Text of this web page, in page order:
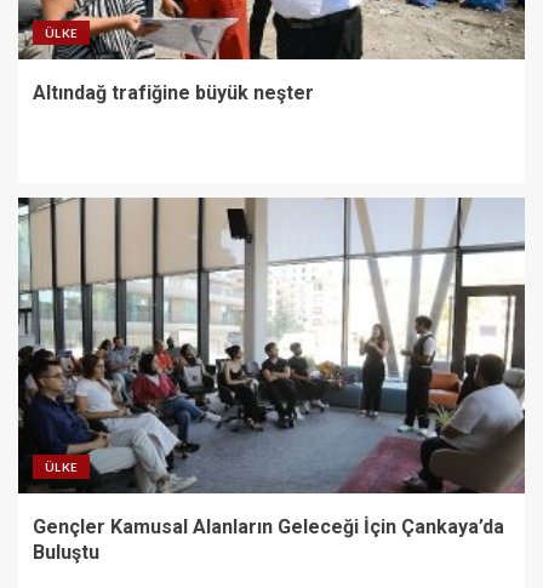
ÜLKE
Altındağ trafiğine büyük neşter
ÜLKE
Gençler Kamusal Alanların Geleceği İçin Çankaya’da
Buluştu